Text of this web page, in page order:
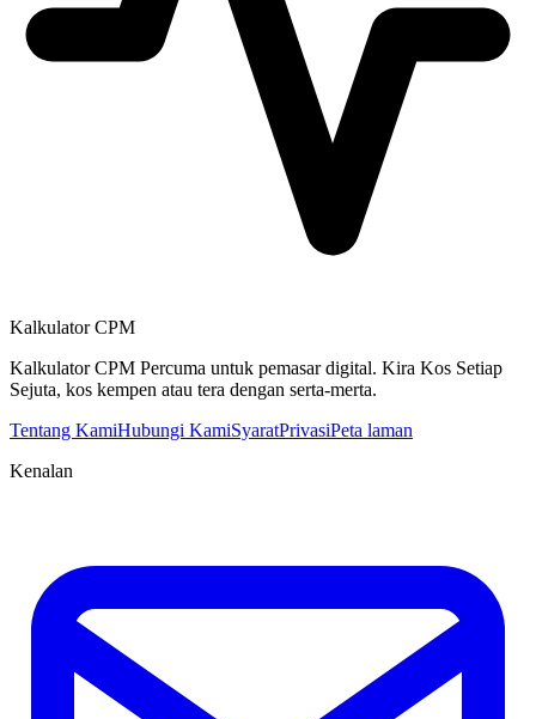
Kalkulator CPM
Kalkulator CPM Percuma untuk pemasar digital. Kira Kos Setiap
Sejuta, kos kempen atau tera dengan serta-merta.
Tentang KamiHubungi KamiSyaratPrivasiPeta laman
Kenalan